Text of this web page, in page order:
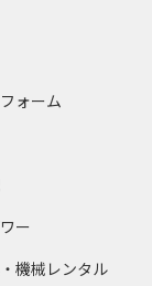
ォーム
ー
機械レンタル